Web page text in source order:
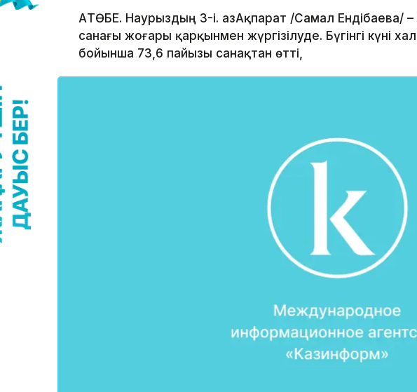
АҚТӨБЕ. Наурыздың 3-і. ҚазАқпарат /Самал
санағы жоғары қарқынмен жүргізілуде. Бүгінгі күні
бойынша 73,6 пайызы санақтан өтті,